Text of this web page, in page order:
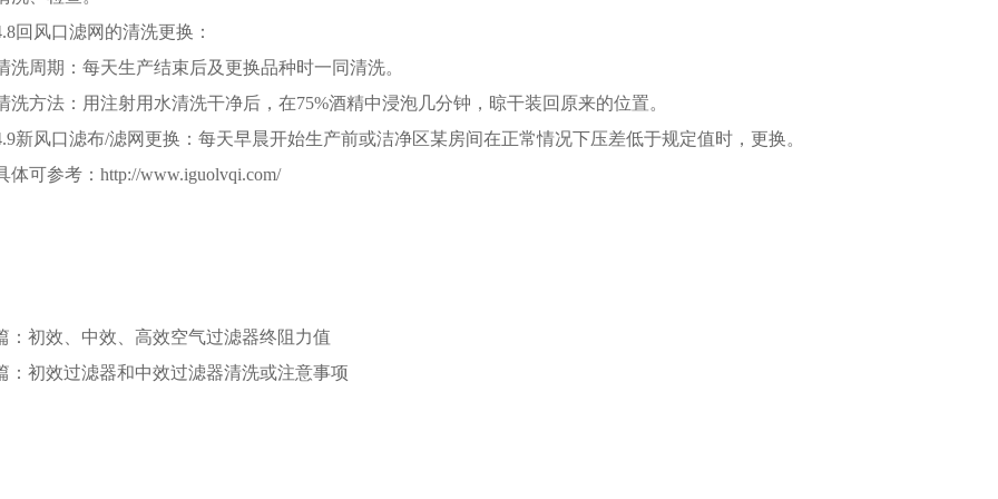
回风口滤网的清洗更换：
洗周期：每天生产结束后及更换品种时一同清洗。
洗方法：用注射用水清洗干净后，在75%酒精中浸泡几分钟，晾干装回原来的位置。
新风口滤布/滤网更换：每天早晨开始生产前或洁净区某房间在正常情况下压差低于规定值时，更换。
体可参考：http://www.iguolvqi.com/
：初效、中效、高效空气过滤器终阻力值
：初效过滤器和中效过滤器清洗或注意事项